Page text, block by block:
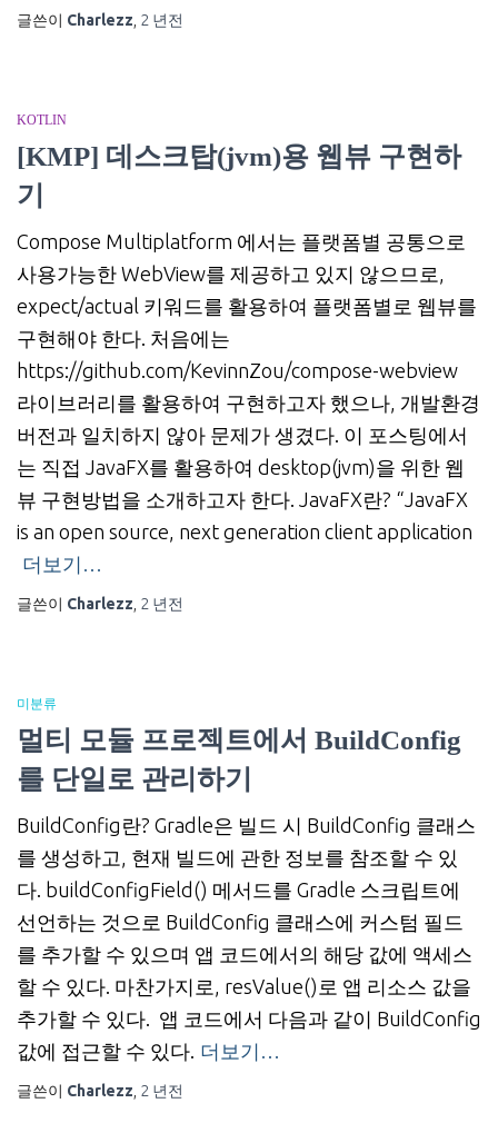
글쓴이 Charlezz 2 년전
KOTLIN
[KMP] 데스크탑(jvm)용 웹뷰 구현하
기
Compose Multiplatform 에서는 플랫폼별 공통으로
사용가능한 WebView를 제공하고 있지 않으므로,
expect/actual 키워드를 활용하여 플랫폼별로 웹뷰를
구현해야 한다. 처음에는
https://github.com/KevinnZou/compose-webview
라이브러리를 활용하여 구현하고자 했으나, 개발환경
버전과 일치하지 않아 문제가 생겼다. 이 포스팅에서
는 직접 JavaFX를 활용하여 desktop(jvm)을 위한 웹
뷰 구현방법을 소개하고자 한다. JavaFX란? “JavaFX
is an open source, next generation client application
더보기…
글쓴이 Charlezz 2 년전
미분류
멀티 모듈 프로젝트에서 BuildConfig
를 단일로 관리하기
BuildConfig란? Gradle은 빌드 시 BuildConfig 클래스
를 생성하고, 현재 빌드에 관한 정보를 참조할 수 있
다. buildConfigField() 메서드를 Gradle 스크립트에
선언하는 것으로 BuildConfig 클래스에 커스텀 필드
를 추가할 수 있으며 앱 코드에서의 해당 값에 액세스
할 수 있다. 마찬가지로, resValue()로 앱 리소스 값을
추가할 수 있다. 앱 코드에서 다음과 같이 BuildConfig
값에 접근할 수 있다. 더보기…
글쓴이 Charlezz 2 년전